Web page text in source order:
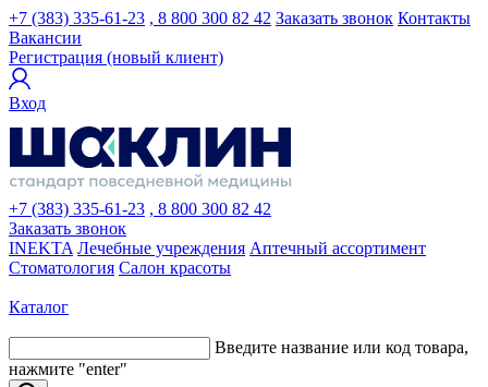
+7 (383) 335-61-23 , 8 800 300 82 42 Заказать звонок Контакты
Вакансии
Регистрация (новый клиент)
Вход
+7 (383) 335-61-23 , 8 800 300 82 42
Заказать звонок
INEKTA Лечебные учреждения Аптечный ассортимент
Стоматология Салон красоты
Каталог
Введите название или код товара,
нажмите "enter"